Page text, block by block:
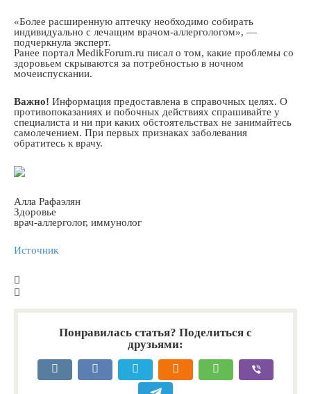
«Более расширенную аптечку необходимо собирать
индивидуально с лечащим врачом-аллергологом», —
подчеркнула эксперт.
Ранее портал MedikForum.ru писал о том, какие проблемы со
здоровьем скрываются за потребностью в ночном
мочеиспускании.
Важно! Информация предоставлена в справочных целях. О
противопоказаниях и побочных действиях спрашивайте у
специалиста и ни при каких обстоятельствах не занимайтесь
самолечением. При первых признаках заболевания
обратитесь к врачу.
Алла Рафаэлян
Здоровье
врач-аллерголог, иммунолог
Источник
Понравилась статья? Поделиться с
друзьями: